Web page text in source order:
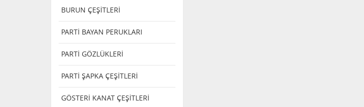
BURUN ÇEŞİTLERİ
PARTİ BAYAN PERUKLARI
PARTİ GÖZLÜKLERİ
PARTİ ŞAPKA ÇEŞİTLERİ
GÖSTERİ KANAT ÇEŞİTLERİ